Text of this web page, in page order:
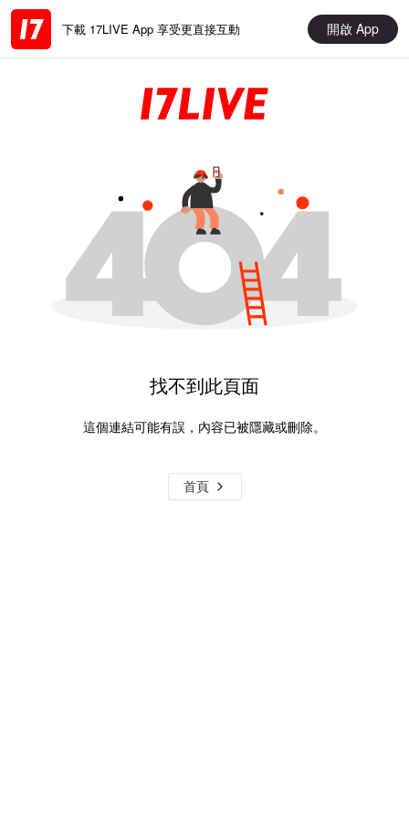
下載 17LIVE App 享受更直接互動 開啟 App
找不到此頁面
這個連結可能有誤，內容已被隱藏或刪除。
首頁